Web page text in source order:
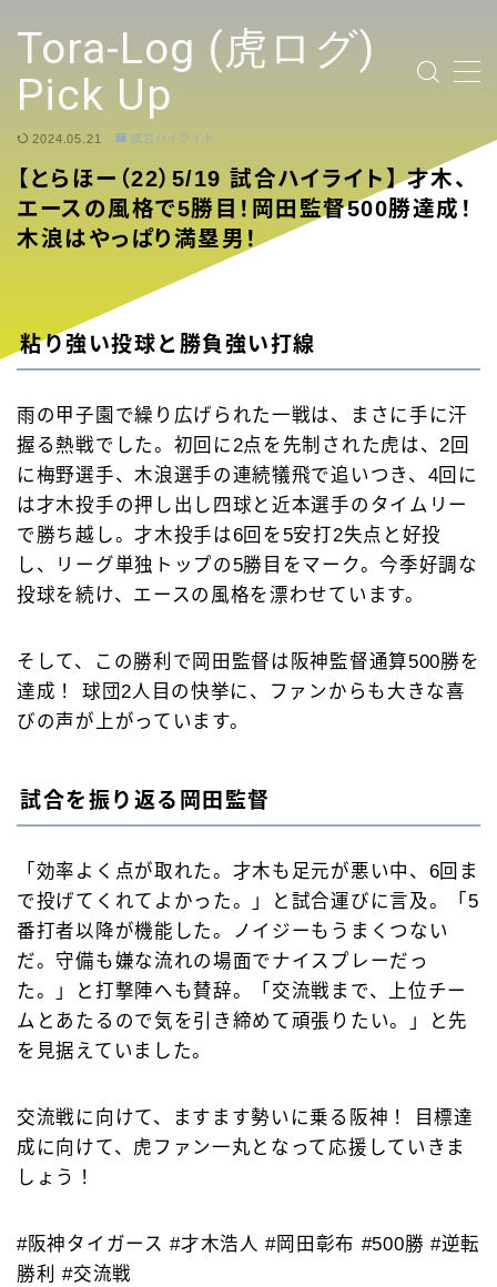
Tora-Log (虎ログ)
Pick Up
TOP PAGE
2024 Tigers Ticket
YouTubeリンク投稿
試合ハイライト
2024.05.21 試合ハイライト
【とらほー（22）5/19 試合ハイライト】 才木、
エースの風格で5勝目！岡田監督500勝達成！
木浪はやっぱり満塁男！
粘り強い投球と勝負強い打線
雨の甲子園で繰り広げられた一戦は、まさに手に汗
握る熱戦でした。初回に2点を先制された虎は、2回
に梅野選手、木浪選手の連続犠飛で追いつき、4回に
は才木投手の押し出し四球と近本選手のタイムリー
で勝ち越し。才木投手は6回を5安打2失点と好投
し、リーグ単独トップの5勝目をマーク。今季好調な
投球を続け、エースの風格を漂わせています。
そして、この勝利で岡田監督は阪神監督通算500勝を
達成！ 球団2人目の快挙に、ファンからも大きな喜
びの声が上がっています。
試合を振り返る岡田監督
「効率よく点が取れた。才木も足元が悪い中、6回ま
で投げてくれてよかった。」と試合運びに言及。「5
番打者以降が機能した。ノイジーもうまくつない
だ。守備も嫌な流れの場面でナイスプレーだっ
た。」と打撃陣へも賛辞。「交流戦まで、上位チー
ムとあたるので気を引き締めて頑張りたい。」と先
を見据えていました。
交流戦に向けて、ますます勢いに乗る阪神！ 目標達
成に向けて、虎ファン一丸となって応援していきま
しょう！
#阪神タイガース #才木浩人 #岡田彰布 #500勝 #逆転
勝利 #交流戦